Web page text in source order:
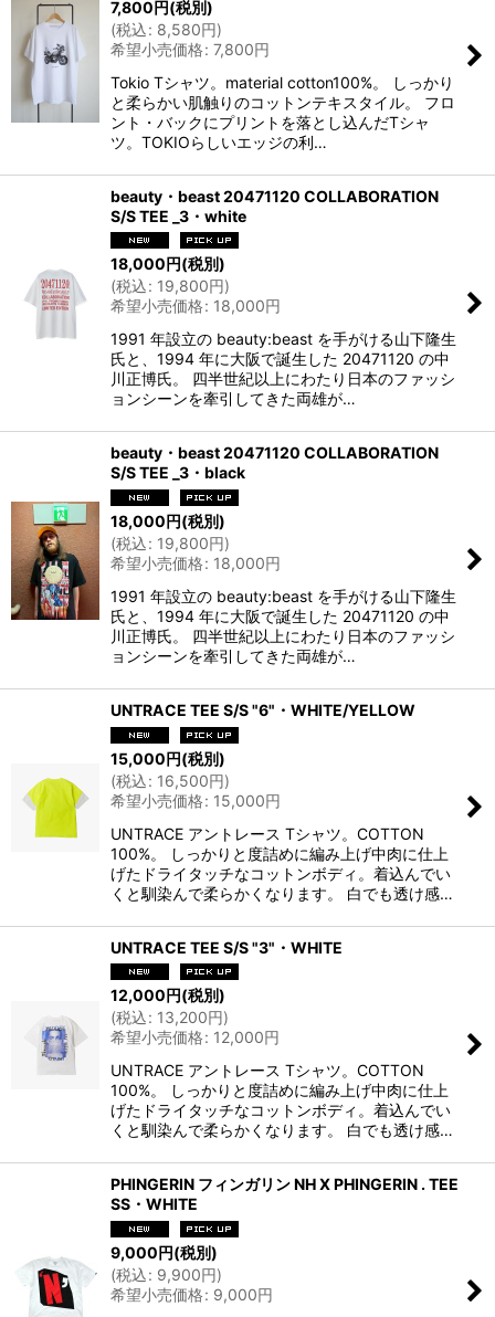
7,800円(税別)
(税込: 8,580円)
希望小売価格: 7,800円
Tokio Tシャツ。material cotton100%。 しっかり
と柔らかい肌触りのコットンテキスタイル。 フロ
ント・バックにプリントを落とし込んだTシャ
ツ。TOKIOらしいエッジの利…
beauty・beast 20471120 COLLABORATION
S/S TEE _3・white
18,000 円(税別)
(税込: 19,800円)
希望小売価格: 18,000円
1991 年設立の beauty:beast を手がける山下隆生
氏と、1994 年に大阪で誕生した 20471120 の中
川正博氏。 四半世紀以上にわたり日本のファッシ
ョンシーンを牽引してきた両雄が…
beauty・beast 20471120 COLLABORATION
S/S TEE _3・black
18,000円(税別)
(税込: 19,800円)
希望小売価格: 18,000円
1991 年設立の beauty:beast を手がける山下隆生
氏と、1994 年に大阪で誕生した 20471120 の中
川正博氏。 四半世紀以上にわたり日本のファッシ
ョンシーンを牽引してきた両雄が…
UNTRACE TEE S/S "6"・WHITE/YELLOW
15,000円(税別)
(税込: 16,500円)
希望小売価格: 15,000円
UNTRACE アントレース Tシャツ。COTTON
100%。 しっかりと度詰めに編み上げ中肉に仕上
げたドライタッチなコットンボディ。着込んでい
くと馴染んで柔らかくなります。 白でも透け感…
UNTRACE TEE S/S "3"・WHITE
12,000 円(税別)
(税込: 13,200円)
希望小売価格: 12,000円
UNTRACE アントレース Tシャツ。COTTON
100%。 しっかりと度詰めに編み上げ中肉に仕上
げたドライタッチなコットンボディ。着込んでい
くと馴染んで柔らかくなります。 白でも透け感…
PHINGERIN フィンガリン NH X PHINGERIN . TEE
SS・WHITE
9,000円(税別)
(税込: 9,900円)
希望小売価格: 9,000円